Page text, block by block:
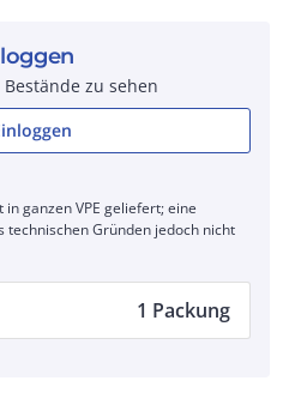
zu sehen
ganzen VPE geliefert; eine
technischen Gründen jedoch nicht
1 Packung